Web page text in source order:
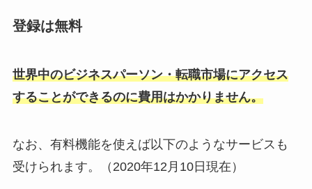
登録は無料
世界中のビジネスパーソン・転職市場にアクセス
することができるのに費用はかかりません。
なお、有料機能を使えば以下のようなサービスも
受けられます。（2020年12月10日現在）